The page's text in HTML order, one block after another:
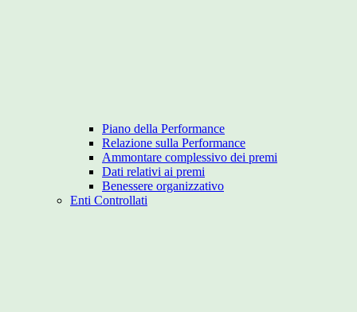
Piano della Performance
Relazione sulla Performance
Ammontare complessivo dei premi
Dati relativi ai premi
Benessere organizzativo
Enti Controllati